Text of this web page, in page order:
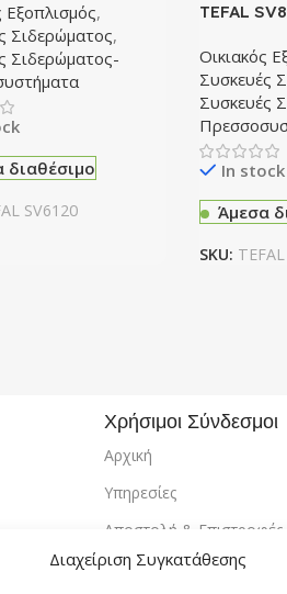
Διαχείριση Συγκατάθεσης
Εξοπλισμός,
Σιδερώματος,
Σιδερώματος-
διαθέσιμο
SV6120
TEFAL
Οικιακός
Συσκευές
Συσκευές
In stock
Άμεσα
SKU:
Χρήσιμοι Σύνδεσμοι
Αρχική
Υπηρεσίες
Αποστολή & Επιστροφές
Τρόποι Πληρωμής